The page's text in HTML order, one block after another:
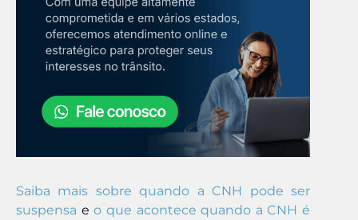
Saiba mais sobre quando a CNH pode ser
suspensa eo que acontece quando a CNH é